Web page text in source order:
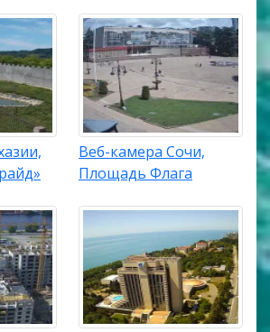
Веб-камера Сочи,
Площадь Флага